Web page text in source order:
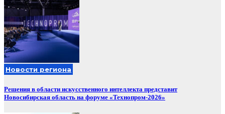
Новости региона
Решения в области искусственного интеллекта представит
Новосибирская область на форуме «Технопром-2026»